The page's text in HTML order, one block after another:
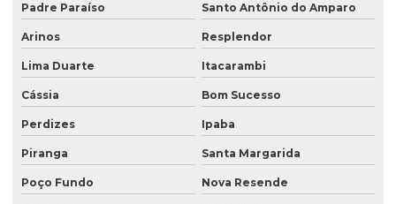
Padre Paraíso Santo Antônio do Amparo
Arinos Resplendor
Lima Duarte Itacarambi
Cássia Bom Sucesso
Perdizes Ipaba
Piranga Santa Margarida
Poço Fundo Nova Resende